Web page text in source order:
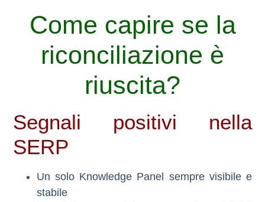
Come capire se la
riconciliazione è
riuscita?
Segnali positivi nella
SERP
Un solo Knowledge Panel sempre visibile e
stabile